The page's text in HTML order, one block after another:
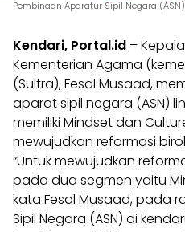
Pembinaan Aparatur Sipil Negara
Kendari, Portal.id –
Kementerian Agama
(Sultra), Fesal Musaad,
aparat sipil negara (ASN)
memiliki Mindset dan
mewujudkan reformasi
“Untuk mewujudkan
pada dua segmen yaitu
kata Fesal Musaad, pada
Sipil Negara (ASN) di